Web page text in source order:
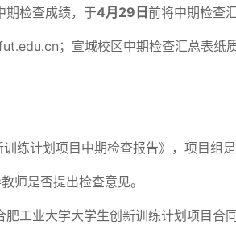
期检查成绩，于4月29日 前将中期检查
；宣城校区中期检查汇总表纸
练计划项目中期检查报告》，项目组
师是否提出检查意见。
工业大学大学生创新训练计划项目合